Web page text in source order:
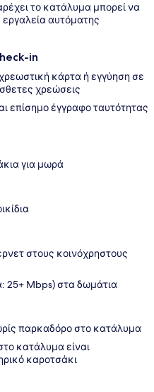
το κατάλυμα μπορεί να
αυτόματης
in
κάρτα ή εγγύηση σε
χρεώσεις
επίσημο έγγραφο ταυτότητας
για μωρά
στους κοινόχρηστους
25+ Mbps) στα δωμάτια
παρκαδόρο στο κατάλυμα
κατάλυμα είναι
καροτσάκι